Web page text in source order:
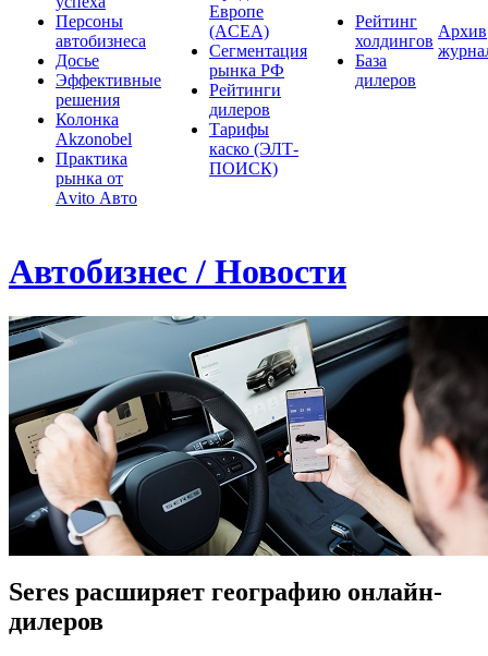
Персоны
автобизнеса
Досье
Эффективные
решения
Колонка
Akzonobel
Практика
рынка от
Аvito Авто
Европе
(ACEA)
Сегментация
рынка РФ
Рейтинги
дилеров
Тарифы
каско (ЭЛТ-
ПОИСК)
Рейтинг
холдингов
База
дилеров
Архив
Автобизнес / Новости
Seres расширяет географию онлайн-
дилеров